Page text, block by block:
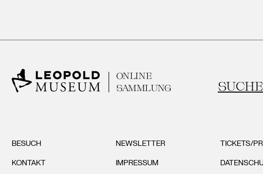
ONLINE
SAMMLUNG
SUCHE
BESUCH
KONTAKT
NEWSLETTER
IMPRESSUM
TICKETS/